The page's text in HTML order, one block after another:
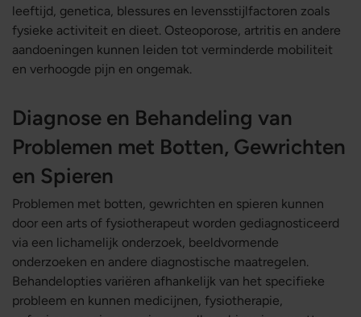
leeftijd, genetica, blessures en levensstijlfactoren zoals
fysieke activiteit en dieet. Osteoporose, artritis en andere
aandoeningen kunnen leiden tot verminderde mobiliteit
en verhoogde pijn en ongemak.
Diagnose en Behandeling van
Problemen met Botten, Gewrichten
en Spieren
Problemen met botten, gewrichten en spieren kunnen
door een arts of fysiotherapeut worden gediagnosticeerd
via een lichamelijk onderzoek, beeldvormende
onderzoeken en andere diagnostische maatregelen.
Behandelopties variëren afhankelijk van het specifieke
probleem en kunnen medicijnen, fysiotherapie,